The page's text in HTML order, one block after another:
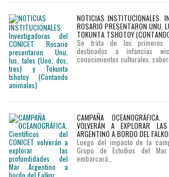
NOTICIAS INSTITUCIONALES.
ROSARIO PRESENTARON UNU,
TOKUNTA TSHOTOY
Se trata de los primeros
destinados a infancias
conocimientos culturales,
CAMPAÑA
VOLVERÁN A EXPLORAR
ARGENTINO A BORDO DEL
Luego del impacto de la
Grupo de Estudios del
embarcará…